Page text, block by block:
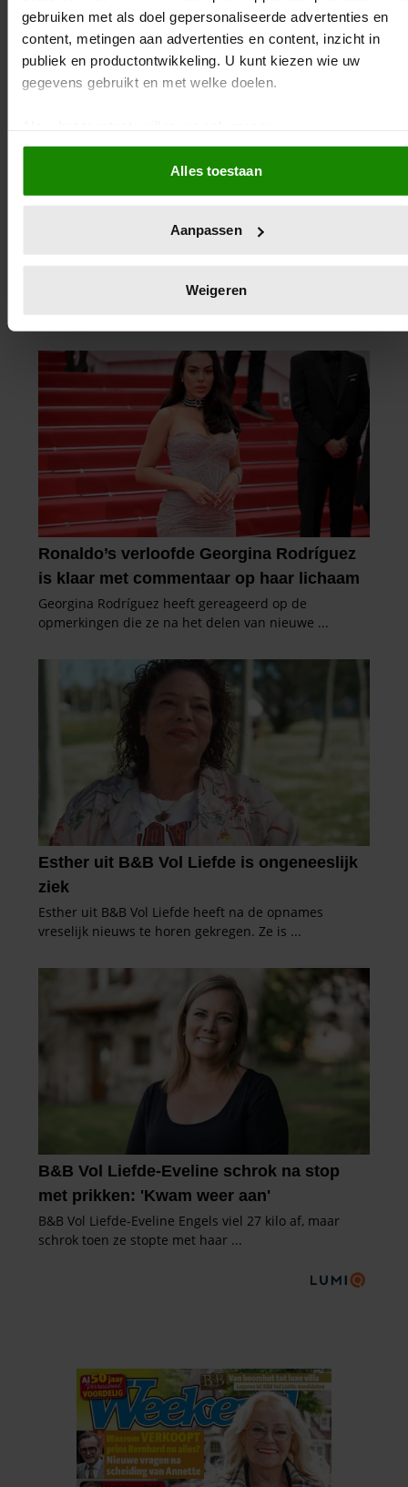
gebruiken met als doel gepersonaliseerde advertenties en
content, metingen aan advertenties en content, inzicht in
publiek en productontwikkeling. U kunt kiezen wie uw
gegevens gebruikt en met welke doelen.
Informatie verzamelen over uw geografische locatie,
die tot een paar meter nauwkeurig kan zijn
Uw apparaat identificeren door het actief te scannen
Lees meer over hoe uw persoonlijke gegevens worden
kunt uw toestemming op elk moment wijzigen of intrekken in
We gebruiken cookies om content en advertenties te
personaliseren, om functies voor social media te bieden en
om ons websiteverkeer te analyseren. Ook delen we
informatie over uw gebruik van onze site met onze partners
voor social media, adverteren en analyse. Deze partners
kunnen deze gegevens combineren met andere informatie
die u aan ze heeft verstrekt of die ze hebben verzameld op
basis van uw gebruik van hun services. U gaat akkoord met
onze cookies als u onze website blijft gebruiken.
Alles toestaan
Aanpassen
Weigeren